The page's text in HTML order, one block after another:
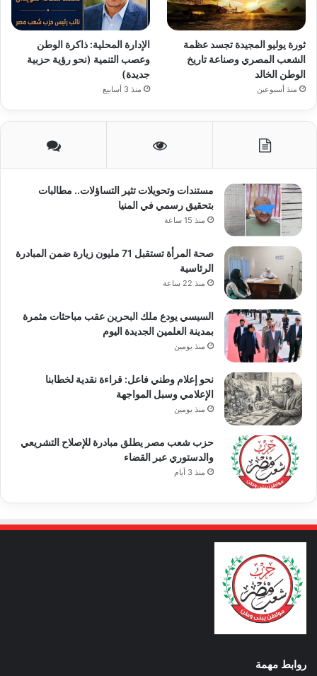
ثورة يوليو المجيدة تجسد عظمة
الشعب المصري وصناعة تاريخ
الوطن الخالد
منذ أسبوعين
الإدارة المحلية: ذاكرة الوطن
وعصب التنمية (نحو رؤية حزبية
جديدة)
منذ 3 أسابيع
مستندات وتحويلات تثير التساؤلات.. مطالبات
بتحقيق رسمي في المنيا
منذ 15 ساعة
صحة المرأة تستقبل 71 مليون زيارة ضمن المبادرة
الرئاسية
منذ 22 ساعة
السيسي يودع ملك البحرين عقب مباحثات مثمرة
بمدينة العلمين الجديدة اليوم
منذ يومين
نحو إعلام وطني فاعل: قراءة نقدية لخطابنا
الإعلامي وسبل المواجهة
منذ يومين
حزب شعب مصر يطلق مبادرة للإصلاح التشريعي
والدستوري عبر القضاء
منذ 3 أيام
روابط مهمة